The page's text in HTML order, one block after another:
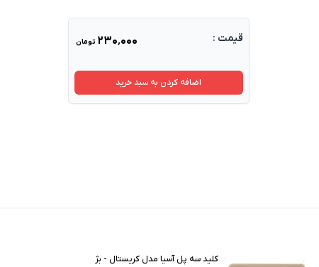
قیمت : ۲۳۰٬۰۰۰ تومان
اضافه کردن به سبد خرید
کلید سه پل آسیا مدل کریستال - بژ